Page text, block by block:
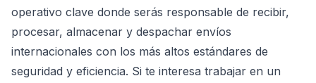
operativo clave donde serás responsable de recibir,
procesar, almacenar y despachar envíos
internacionales con los más altos estándares de
seguridad y eficiencia. Si te interesa trabajar en un